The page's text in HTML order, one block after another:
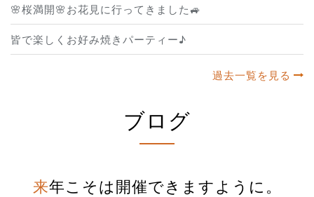
🌸桜満開🌸お花見に行ってきました🚙
皆で楽しくお好み焼きパーティー♪
過去一覧を見る
ブログ
来年こそは開催できますように。